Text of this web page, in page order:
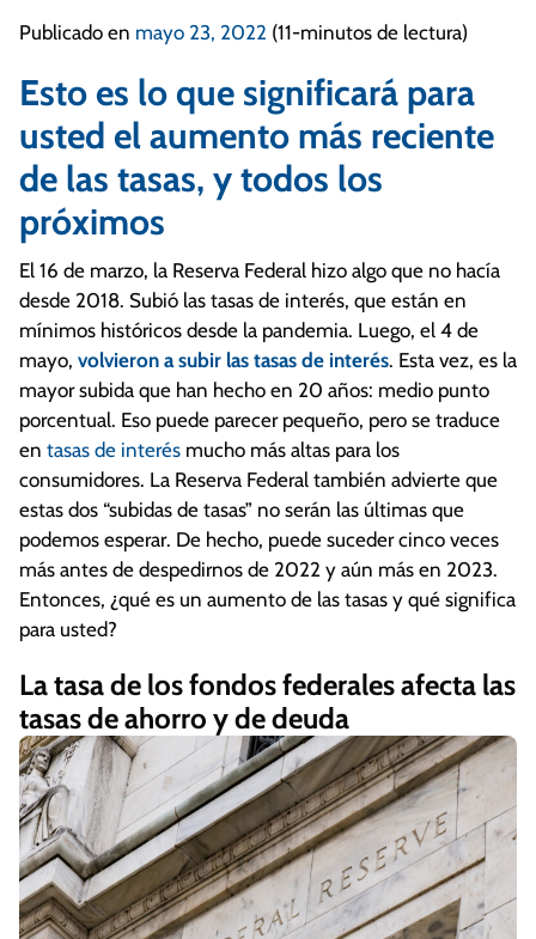
Publicado en mayo 23, 2022 (11-minutos de lectura)
Esto es lo que significará para
usted el aumento más reciente
de las tasas, y todos los
próximos
El 16 de marzo, la Reserva Federal hizo algo que no hacía
desde 2018. Subió las tasas de interés, que están en
mínimos históricos desde la pandemia. Luego, el 4 de
mayo, volvieron a subir las tasas de interés. Esta vez, es la
mayor subida que han hecho en 20 años: medio punto
porcentual. Eso puede parecer pequeño, pero se traduce
en tasas de interés mucho más altas para los
consumidores. La Reserva Federal también advierte que
estas dos “subidas de tasas” no serán las últimas que
podemos esperar. De hecho, puede suceder cinco veces
más antes de despedirnos de 2022 y aún más en 2023.
Entonces, ¿qué es un aumento de las tasas y qué significa
para usted?
La tasa de los fondos federales afecta las
tasas de ahorro y de deuda